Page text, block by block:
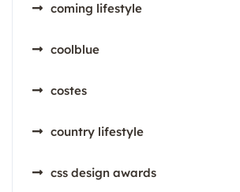
coming lifestyle
coolblue
costes
country lifestyle
css design awards